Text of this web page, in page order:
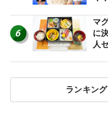
6
マ
に
人
ランキン